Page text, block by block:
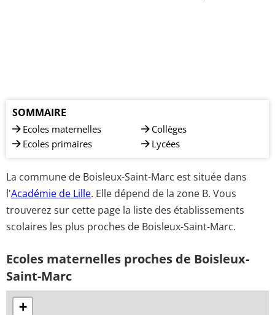
SOMMAIRE
Ecoles maternelles
Ecoles primaires
Collèges
Lycées
La commune de Boisleux-Saint-Marc est située dans
l'Académie de Lille. Elle dépend de la zone B. Vous
trouverez sur cette page la liste des établissements
scolaires les plus proches de Boisleux-Saint-Marc.
Ecoles maternelles proches de Boisleux-
Saint-Marc
+